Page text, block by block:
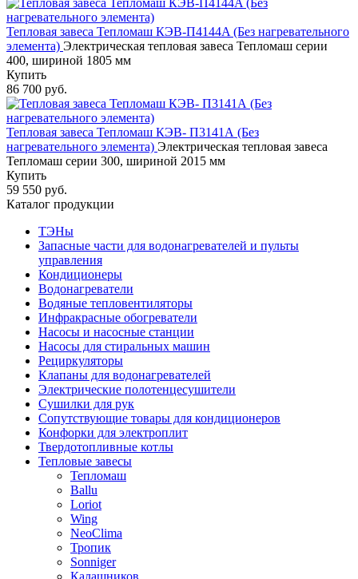
Тепловая завеса Тепломаш КЭВ-П4144A (Без нагревательного
элемента) Электрическая тепловая завеса Тепломаш серии
400, шириной 1805 мм
Купить
86 700 руб.
Тепловая завеса Тепломаш КЭВ- П3141А (Без
нагревательного элемента) Электрическая тепловая завеса
Тепломаш серии 300, шириной 2015 мм
Купить
59 550 руб.
Каталог продукции
ТЭНы
Запасные части для водонагревателей и пульты
управления
Кондиционеры
Водонагреватели
Водяные тепловентиляторы
Инфракрасные обогреватели
Насосы и насосные станции
Насосы для стиральных машин
Рециркуляторы
Клапаны для водонагревателей
Электрические полотенцесушители
Сушилки для рук
Сопутствующие товары для кондиционеров
Конфорки для электроплит
Твердотопливные котлы
Тепловые завесы
Тепломаш
Ballu
Loriot
Wing
NeoClima
Тропик
Sonniger
Калашников